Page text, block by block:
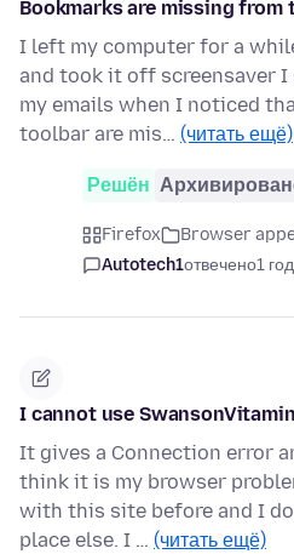
Bookmarks are missing from
I left my computer for a
and took it off screensaver
my emails when I noticed
toolbar are mis… (читать ещё)
Решён
Firefox Browser
Autotech1отвечено1
I cannot use
It gives a Connection error
think it is my browser
with this site before and I
place else. I … (читать ещё)